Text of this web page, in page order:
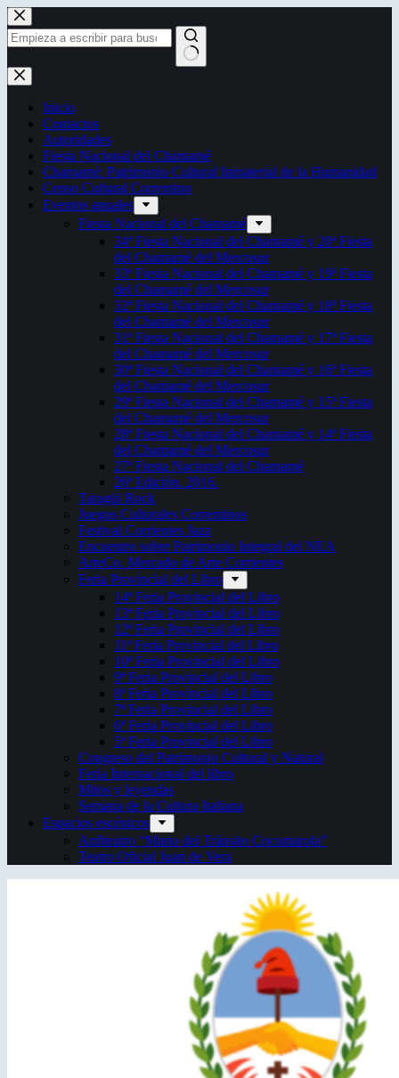
Saltar
al
contenido
Sin
resultados
Inicio
Contactos
Autoridades
Fiesta Nacional del Chamamé
Chamamé: Patrimonio Cultural Inmaterial de la Humanidad
Censo Cultural Correntino
Eventos anuales
Fiesta Nacional del Chamamé
34ª Fiesta Nacional del Chamamé y 20ª Fiesta
del Chamamé del Mercosur
33ª Fiesta Nacional del Chamamé y 19ª Fiesta
del Chamamé del Mercosur
32ª Fiesta Nacional del Chamamé y 18ª Fiesta
del Chamamé del Mercosur
31ª Fiesta Nacional del Chamamé y 17ª Fiesta
del Chamamé del Mercosur
30ª Fiesta Nacional del Chamamé y 16ª Fiesta
del Chamamé del Mercosur
29ª Fiesta Nacional del Chamamé y 15ª Fiesta
del Chamamé del Mercosur
28ª Fiesta Nacional del Chamamé y 14ª Fiesta
del Chamamé del Mercosur
27ª Fiesta Nacional del Chamamé
26ª Edición. 2016.
Taragüi Rock
Juegos Culturales Correntinos
Festival Corrientes Jazz
Encuentro sobre Patrimonio Integral del NEA
ArteCo. Mercado de Arte Corrientes
Feria Provincial del Libro
14ª Feria Provincial del Libro
13ª Feria Provincial del Libro
12ª Feria Provincial del Libro
11ª Feria Provincial del Libro
10ª Feria Provincial del Libro
9ª Feria Provincial del Libro
8ª Feria Provincial del Libro
7ª Feria Provincial del Libro
6ª Feria Provincial del Libro
5ª Feria Provincial del Libro
Congreso del Patrimonio Cultural y Natural
Feria Internacional del libro
Mitos y leyendas
Semana de la Cultura Italiana
Espacios escénicos
Anfiteatro “Mario del Tránsito Cocomarola”
Teatro Oficial Juan de Vera